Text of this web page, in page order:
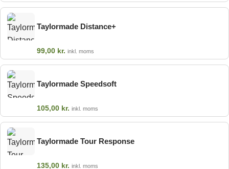
Taylormade Distance+
99,00 kr. inkl. moms
Taylormade Speedsoft
105,00 kr. inkl. moms
Taylormade Tour Response
135,00 kr. inkl. moms